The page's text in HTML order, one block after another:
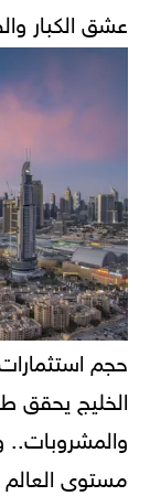
عشق الكبار
الخليج يحقق
والمشروبات..
مستوى العالم